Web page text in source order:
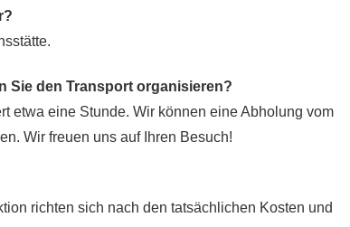
Sie den Transport organisieren?
etwa eine Stunde. Wir können eine Abholung vom
Wir freuen uns auf Ihren Besuch!
richten sich nach den tatsächlichen Kosten und